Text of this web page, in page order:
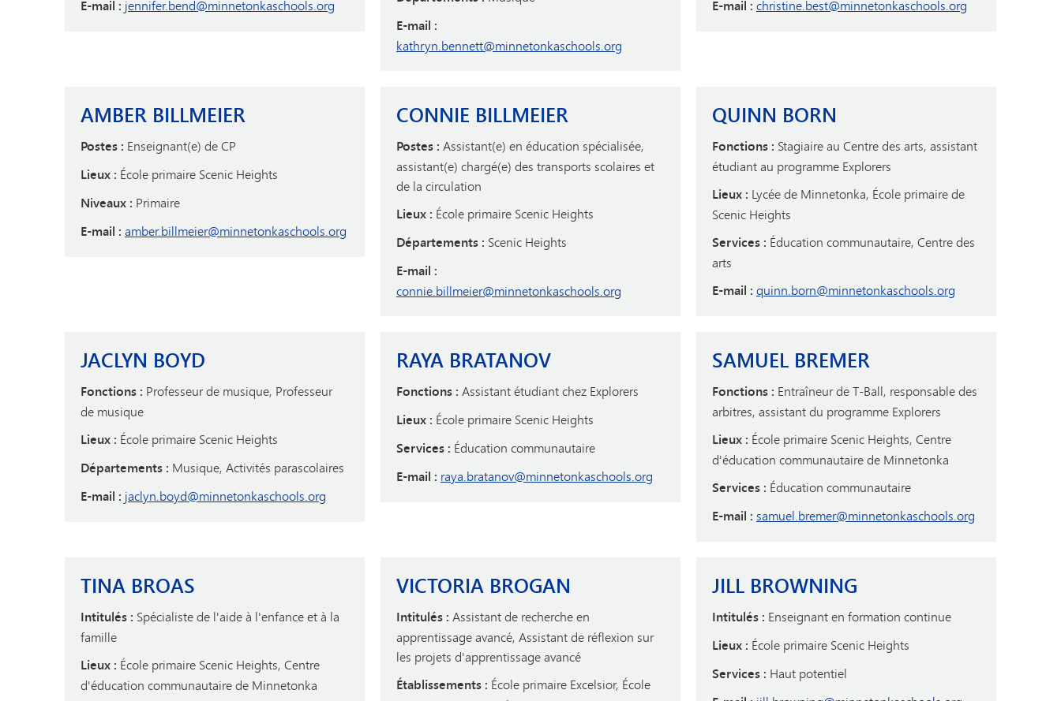
E-mail : jennifer.bend@minnetonkaschools.org
E-mail :
kathryn.bennett@minnetonkaschools.org
E-mail : christine.best@minnetonkaschools.org
AMBER BILLMEIER
Postes : Enseignant(e) de CP
Lieux : École primaire Scenic Heights
Niveaux : Primaire
E-mail : amber.billmeier@minnetonkaschools.org
CONNIE BILLMEIER
Postes : Assistant(e) en éducation spécialisée,
assistant(e) chargé(e) des transports scolaires et
de la circulation
Lieux : École primaire Scenic Heights
Départements : Scenic Heights
E-mail :
connie.billmeier@minnetonkaschools.org
QUINN BORN
Fonctions : Stagiaire au Centre des arts, assistant
étudiant au programme Explorers
Lieux : Lycée de Minnetonka, École primaire de
Scenic Heights
Services : Éducation communautaire, Centre des
arts
E-mail : quinn.born@minnetonkaschools.org
JACLYN BOYD
Fonctions : Professeur de musique, Professeur
de musique
Lieux : École primaire Scenic Heights
Départements : Musique, Activités parascolaires
E-mail : jaclyn.boyd@minnetonkaschools.org
RAYA BRATANOV
Fonctions : Assistant étudiant chez Explorers
Lieux : École primaire Scenic Heights
Services : Éducation communautaire
E-mail : raya.bratanov@minnetonkaschools.org
SAMUEL BREMER
Fonctions : Entraîneur de T-Ball, responsable des
arbitres, assistant du programme Explorers
Lieux : École primaire Scenic Heights, Centre
d'éducation communautaire de Minnetonka
Services : Éducation communautaire
E-mail : samuel.bremer@minnetonkaschools.org
TINA BROAS
Intitulés : Spécialiste de l'aide à l'enfance et à la
famille
Lieux : École primaire Scenic Heights, Centre
d'éducation communautaire de Minnetonka
VICTORIA BROGAN
Intitulés : Assistant de recherche en
apprentissage avancé, Assistant de réflexion sur
les projets d'apprentissage avancé
Établissements : École primaire Excelsior, École
JILL BROWNING
Intitulés : Enseignant en formation continue
Lieux : École primaire Scenic Heights
Services : Haut potentiel